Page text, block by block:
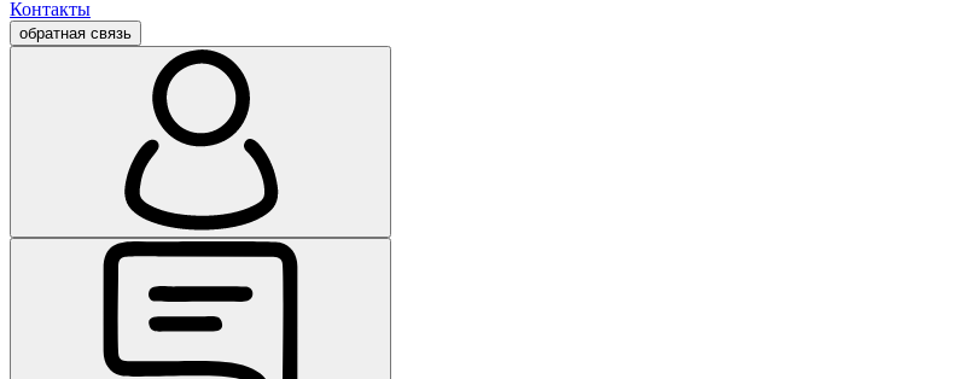
Контакты
обратная связь